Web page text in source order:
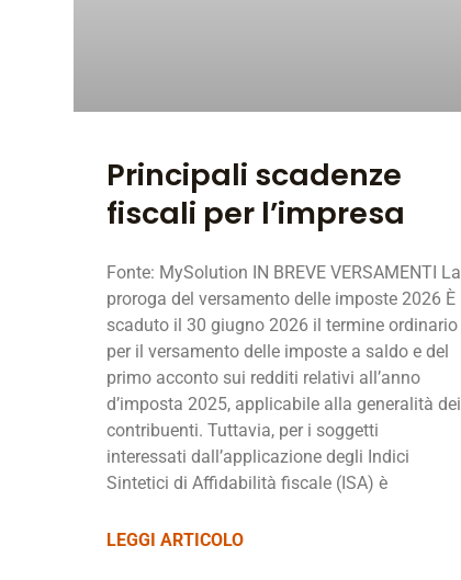
Principali scadenze
fiscali per l’impresa
Fonte: MySolution IN BREVE VERSAMENTI La
proroga del versamento delle imposte 2026 È
scaduto il 30 giugno 2026 il termine ordinario
per il versamento delle imposte a saldo e del
primo acconto sui redditi relativi all’anno
d’imposta 2025, applicabile alla generalità dei
contribuenti. Tuttavia, per i soggetti
interessati dall’applicazione degli Indici
Sintetici di Affidabilità fiscale (ISA) è
LEGGI ARTICOLO